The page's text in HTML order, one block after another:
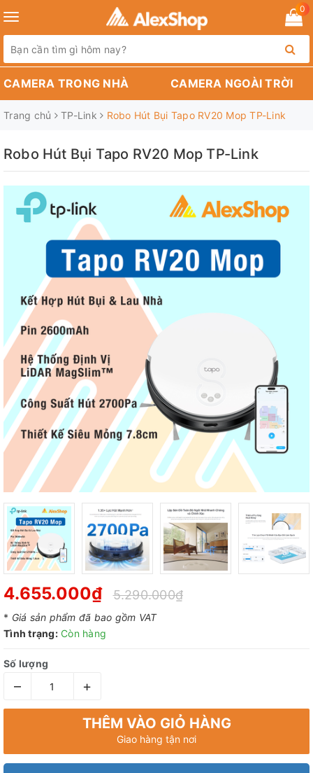
Toggle
navigation
0
CAMERA TRONG NHÀ CAMERA NGOÀI TRỜI
Trang chủ TP-Link Robo Hút Bụi Tapo RV20 Mop TP-Link
Robo Hút Bụi Tapo RV20 Mop TP-Link
4.655.000₫ 5.290.000₫
* Giá sản phẩm đã bao gồm VAT
Tình trạng: Còn hàng
Số lượng
– +
THÊM VÀO GIỎ HÀNG
Giao hàng tận nơi